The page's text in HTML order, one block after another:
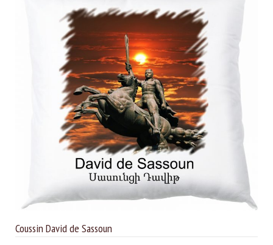
Coussin David de Sassoun